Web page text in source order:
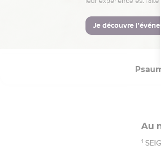
©
Au
1